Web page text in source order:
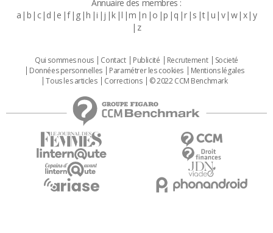
Annuaire des membres :
a b c d e f g h i j k l m n o p q r s t u v w x y
z
Qui sommes nous Contact Publicité Recrutement
Societé
Données personnelles
Paramétrer les cookies
Mentions légales
Tous les articles
Corrections © 2022 CCM Benchmark